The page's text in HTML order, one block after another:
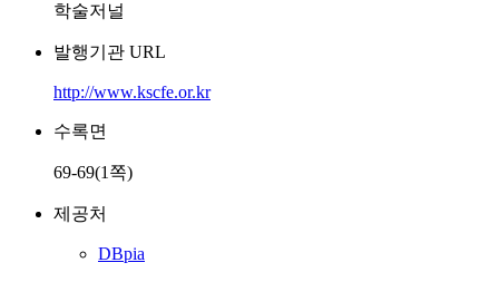
학술저널
발행기관 URL
http://www.kscfe.or.kr
수록면
69-69(1쪽)
제공처
DBpia